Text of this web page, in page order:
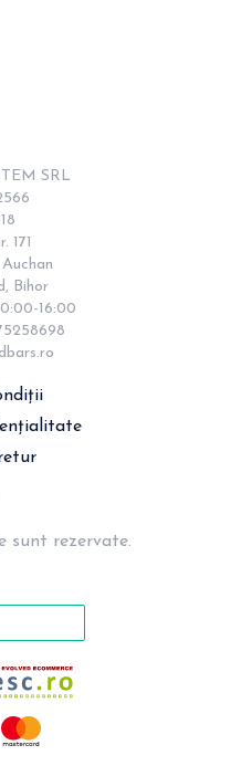
SRL
171
Bihor
16:00
sunt rezervate.